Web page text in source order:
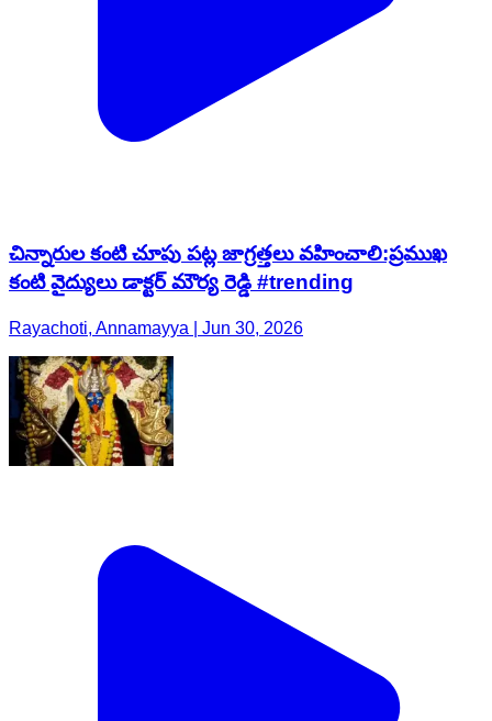
చిన్నారుల కంటి చూపు పట్ల జాగ్రత్తలు వహించాలి:ప్రముఖ
కంటి వైద్యులు డాక్టర్ మౌర్య రెడ్డి #trending
Rayachoti, Annamayya | Jun 30, 2026